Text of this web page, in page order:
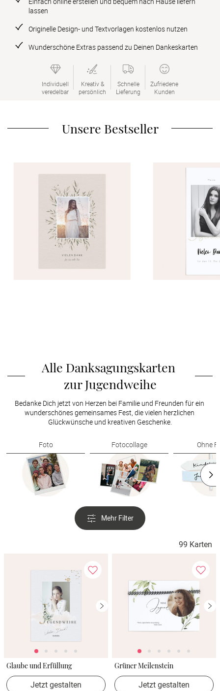
lassen
Originelle Design- und Textvorlagen kostenlos nutzen
Wunderschöne Extras passend zu Deinen Dankeskarten
Individuell
veredelbar
Kreativ &
persönlich
Schnelle
Lieferung
Zufriedene
Kunden
Unsere Bestseller
Alle Danksagungskarten
zur Jugendweihe
Bedanke Dich jetzt von Herzen bei Familie und Freunden für ein
wunderschönes gemeinsames Fest, die vielen herzlichen
Glückwünsche und kreativen Geschenke.
Foto Fotocollage Ohne
Mehr Filter
99 Karten
Glaube und Erfüllung
Jetzt gestalten
Grüner Meilenstein
Jetzt gestalten